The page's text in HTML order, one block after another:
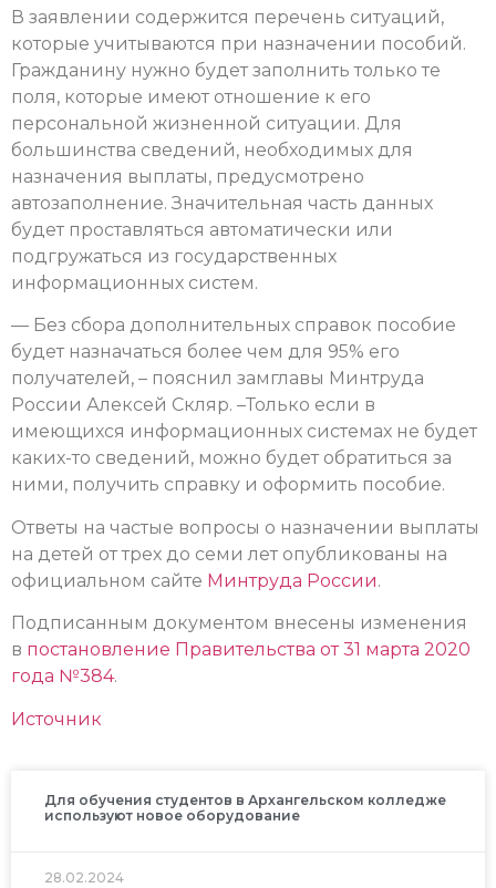
В заявлении содержится перечень ситуаций,
которые учитываются при назначении пособий.
Гражданину нужно будет заполнить только те
поля, которые имеют отношение к его
персональной жизненной ситуации. Для
большинства сведений, необходимых для
назначения выплаты, предусмотрено
автозаполнение. Значительная часть данных
будет проставляться автоматически или
подгружаться из государственных
информационных систем.
— Без сбора дополнительных справок пособие
будет назначаться более чем для 95% его
получателей, – пояснил замглавы Минтруда
России Алексей Скляр. –Только если в
имеющихся информационных системах не будет
каких-то сведений, можно будет обратиться за
ними, получить справку и оформить пособие.
Ответы на частые вопросы о назначении выплаты
на детей от трех до семи лет опубликованы на
официальном сайте Минтруда России.
Подписанным документом внесены изменения
в постановление Правительства от 31 марта 2020
года №384.
Источник
Для обучения студентов в Архангельском колледже
используют новое оборудование
28.02.2024